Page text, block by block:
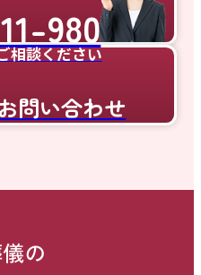
980
相談ください
問い合わせ